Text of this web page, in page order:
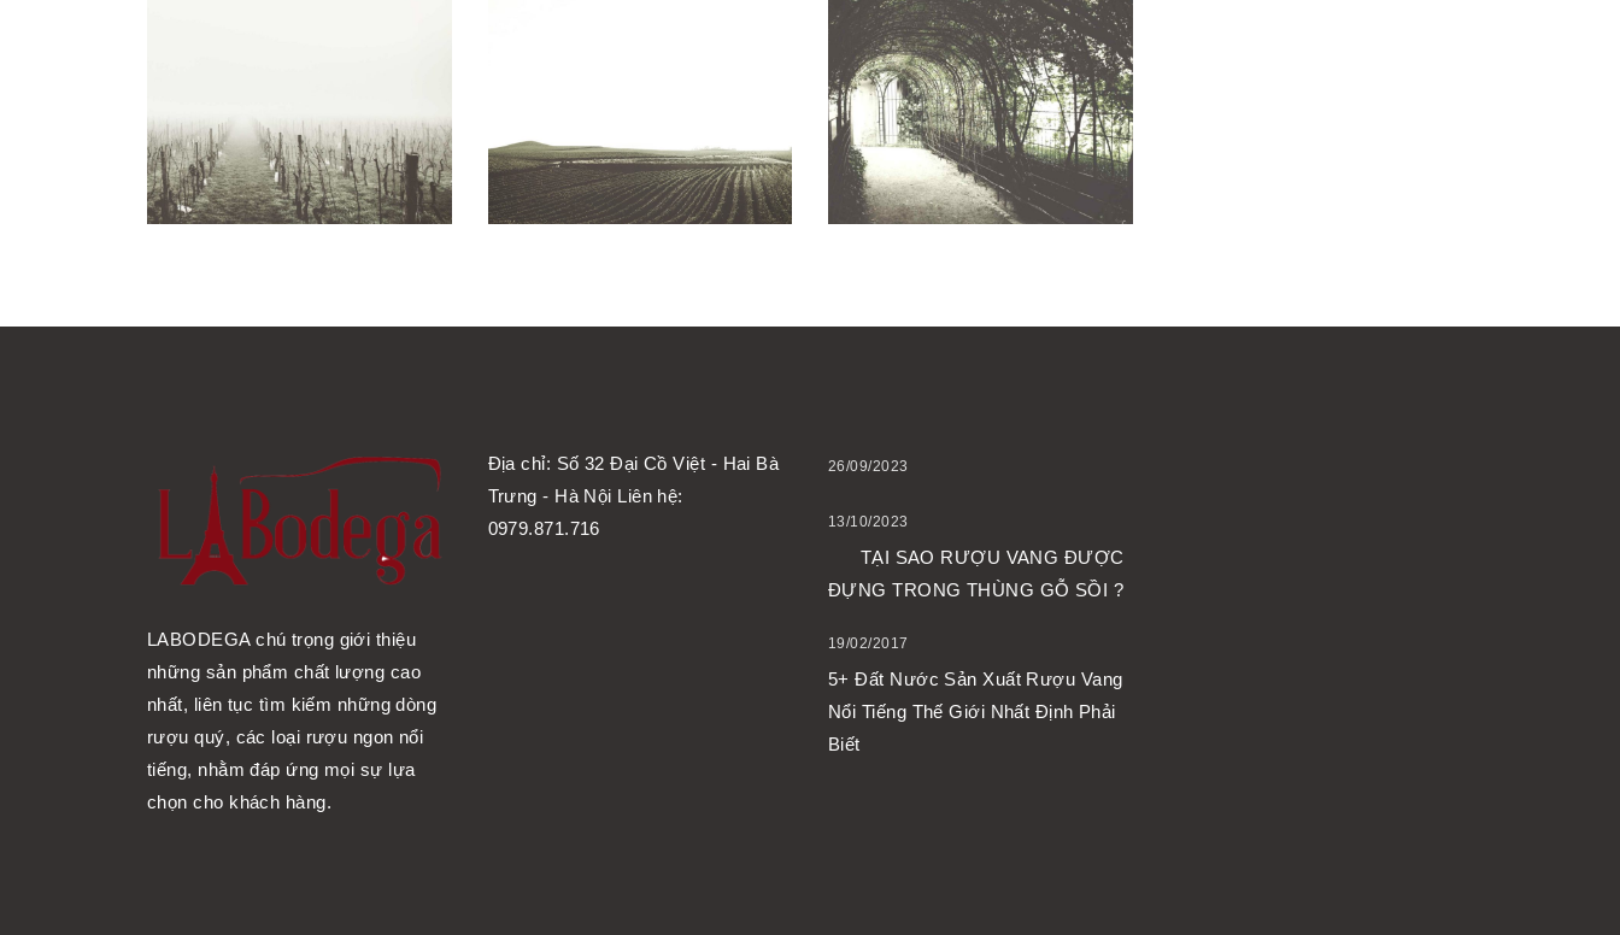
The Winery
Wine
LABODEGA chú trọng giới thiệu
những sản phẩm chất lượng cao
nhất, liên tục tìm kiếm những dòng
rượu quý, các loại rượu ngon nổi
tiếng, nhằm đáp ứng mọi sự lựa
chọn cho khách hàng.
Địa chỉ: Số 32 Đại Cồ Việt - Hai Bà
Trưng - Hà Nội Liên hệ:
0979.871.716
26/09/2023
13/10/2023
TẠI SAO RƯỢU VANG ĐƯỢC
ĐỰNG TRONG THÙNG GỖ SỒI ?
19/02/2017
5+ Đất Nước Sản Xuất Rượu Vang
Nổi Tiếng Thế Giới Nhất Định Phải
Biết